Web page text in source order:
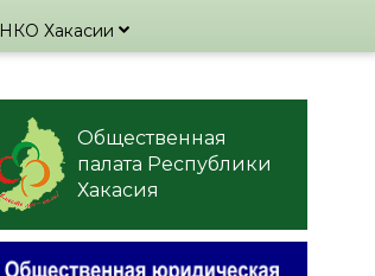
НКО Хакасии
Общественная
палата Республики
Хакасия